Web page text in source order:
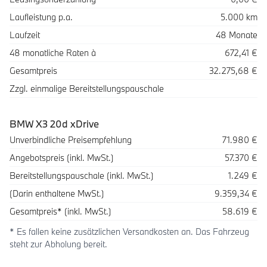
Laufleistung p.a.
5.000 km
Laufzeit
48 Monate
48 monatliche Raten à
672,41 €
Gesamtpreis
32.275,68 €
Zzgl. einmalige Bereitstellungspauschale
BMW X3 20d xDrive
Beschreibung Betrag
Unverbindliche Preisempfehlung
71.980 €
Angebotspreis (inkl. MwSt.)
57.370 €
Bereitstellungspauschale (inkl. MwSt.)
1.249 €
(Darin enthaltene MwSt.)
9.359,34 €
Gesamtpreis* (inkl. MwSt.)
58.619 €
* Es fallen keine zusätzlichen Versandkosten an. Das Fahrzeug
steht zur Abholung bereit.